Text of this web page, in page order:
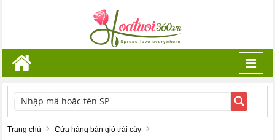
TÌM KIẾM
Trang chủ Cửa hàng bán giỏ trái cây